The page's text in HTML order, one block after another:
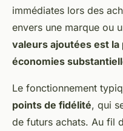
immédiates lors des
envers une marque ou
valeurs ajoutées est
économies
Le fonctionnement
points de fidélité, qui
de futurs achats. Au fil